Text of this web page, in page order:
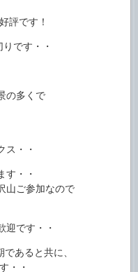
評です！
です・・
の多くで
ス・・
す・・
山ご参加なので
迎です・・
あると共に、
・・